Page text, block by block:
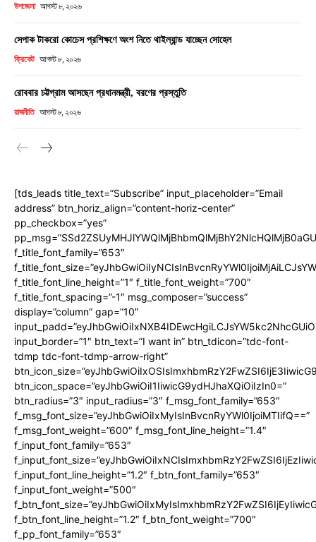
উপজেলা আগস্ট ৮, ২০২৬
সেপাক টাকরো কোচেস প্রশিক্ষণে অংশ নিতে থাইল্যান্ড যাচ্ছেন সোহেল
ক্রিকেট আগস্ট ৮, ২০২৬
রোববার চট্টগ্রাম আসছেন প্রধানমন্ত্রী, বরণের প্রস্তুতি
রাজনীতি আগস্ট ৮, ২০২৬
[tds_leads title_text=”Subscribe” input_placeholder=”Email
address” btn_horiz_align=”content-horiz-center”
pp_checkbox=”yes”
f_title_font_family=”653″
f_title_font_line_height=”1″ f_title_font_weight=”700″
f_title_font_spacing=”-1″ msg_composer=”success”
display=”column” gap=”10″
input_border=”1″ btn_text=”I want in” btn_tdicon=”tdc-font-
tdmp tdc-font-tdmp-arrow-right”
btn_icon_space=”eyJhbGwiOiI1IiwicG9ydHJhaXQiOiIzIn0=”
btn_radius=”3″ input_radius=”3″ f_msg_font_family=”653″
f_msg_font_size=”eyJhbGwiOiIxMyIsInBvcnRyYWl0IjoiMTIifQ==”
f_msg_font_weight=”600″ f_msg_font_line_height=”1.4″
f_input_font_family=”653″
f_input_font_line_height=”1.2″ f_btn_font_family=”653″
f_input_font_weight=”500″
f_btn_font_line_height=”1.2″ f_btn_font_weight=”700″
f_pp_font_family=”653″